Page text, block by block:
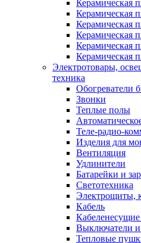
Керамическая
Керамическая
Керамическая
Керамическая
Керамическая
Керамическая
Электротовары,
техника
Обогреватели
Звонки
Теплые полы
Теле-радио-
Изделия для
Вентиляция
Удлинители
Батарейки и
Светотехника
Электрощиты,
Кабель
Выключатели и
Тепловые